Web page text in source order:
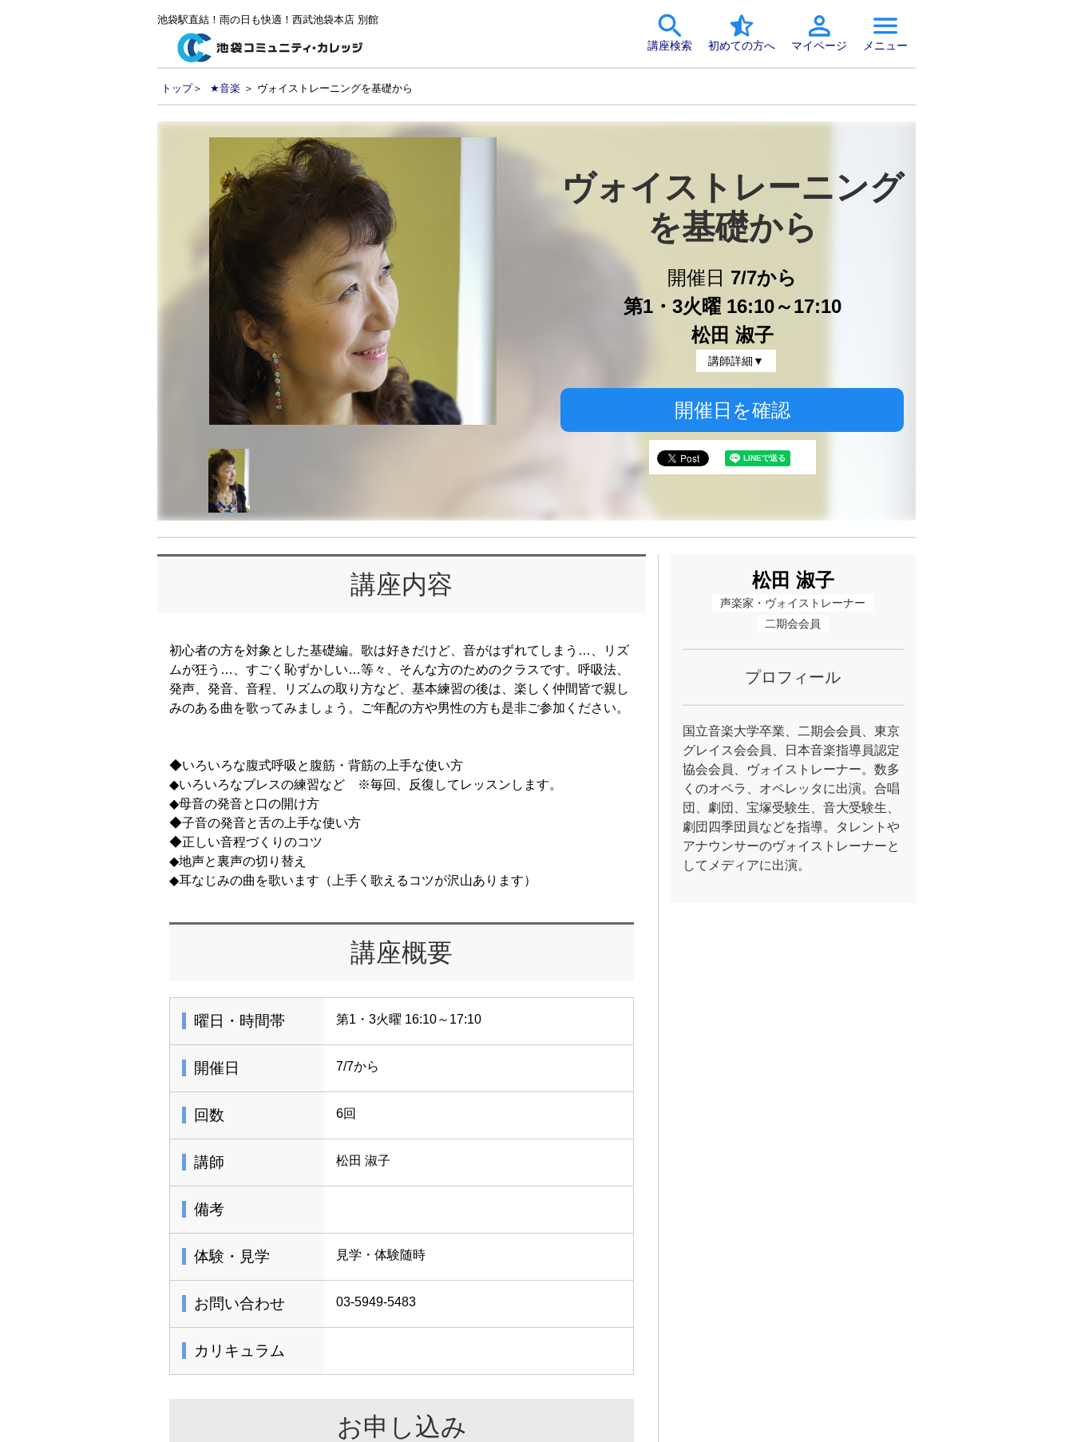
池袋駅直結！雨の日も快適！西武池袋本店 別館
講座検索 初めての方へ マイページ メニュー
トップ＞ ★音楽 ＞ ヴォイストレーニングを基礎から
ヴォイストレーニング
を基礎から
開催日 7/7から
第1・3火曜 16:10～17:10
松田 淑子
講師詳細▼
開催日を確認
講座内容
初心者の方を対象とした基礎編。歌は好きだけど、音がはずれてしまう…、リズ
ムが狂う…、すごく恥ずかしい…等々、そんな方のためのクラスです。呼吸法、
発声、発音、音程、リズムの取り方など、基本練習の後は、楽しく仲間皆で親し
みのある曲を歌ってみましょう。ご年配の方や男性の方も是非ご参加ください。
◆いろいろな腹式呼吸と腹筋・背筋の上手な使い方
◆いろいろなブレスの練習など ※毎回、反復してレッスンします。
◆母音の発音と口の開け方
◆子音の発音と舌の上手な使い方
◆正しい音程づくりのコツ
◆地声と裏声の切り替え
◆耳なじみの曲を歌います（上手く歌えるコツが沢山あります）
講座概要
曜日・時間帯 第1・3火曜 16:10～17:10
開催日 7/7から
回数 6回
講師 松田 淑子
備考
体験・見学 見学・体験随時
お問い合わせ 03-5949-5483
カリキュラム
お申し込み
松田 淑子
声楽家・ヴォイストレーナー
二期会会員
プロフィール
国立音楽大学卒業、二期会会員、東京
グレイス会会員、日本音楽指導員認定
協会会員、ヴォイストレーナー。数多
くのオペラ、オペレッタに出演。合唱
団、劇団、宝塚受験生、音大受験生、
劇団四季団員などを指導。タレントや
アナウンサーのヴォイストレーナーと
してメディアに出演。